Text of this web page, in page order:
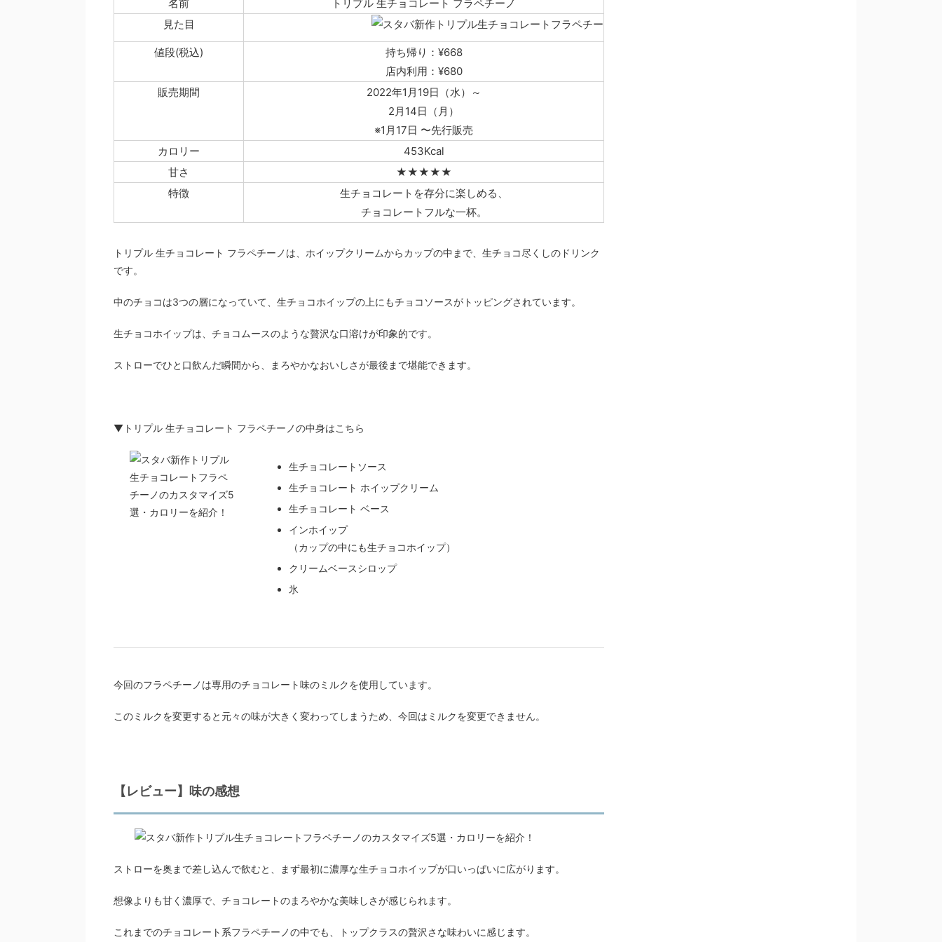
名前
トリプル 生チョコレート フラペチーノ
見た目
値段(税込)
持ち帰り：¥668
店内利用：¥680
販売期間
2022年1月19日（水）～
2月14日（月）
※1月17日 〜先行販売
カロリー
453Kcal
甘さ
★★★★★
特徴
生チョコレートを存分に楽しめる、
チョコレートフルな一杯。
トリプル 生チョコレート フラペチーノは、ホイップクリームからカップの中まで、生チョコ尽くしのドリンク
です。
中のチョコは3つの層になっていて、生チョコホイップの上にもチョコソースがトッピングされています。
生チョコホイップは、チョコムースのような贅沢な口溶けが印象的です。
ストローでひと口飲んだ瞬間から、まろやかなおいしさが最後まで堪能できます。
▼トリプル 生チョコレート フラペチーノの中身はこちら
生チョコレートソース
生チョコレート ホイップクリーム
生チョコレート ベース
インホイップ
（カップの中にも生チョコホイップ）
クリームベースシロップ
氷
今回のフラペチーノは専用のチョコレート味のミルクを使用しています。
このミルクを変更すると元々の味が大きく変わってしまうため、今回はミルクを変更できません。
【レビュー】味の感想
ストローを奥まで差し込んで飲むと、まず最初に濃厚な生チョコホイップが口いっぱいに広がります。
想像よりも甘く濃厚で、チョコレートのまろやかな美味しさが感じられます。
これまでのチョコレート系フラペチーノの中でも、トップクラスの贅沢さな味わいに感じます。